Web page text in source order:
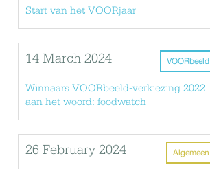
Start van het VOORjaar
VOORbeeld
14 March 2024
Winnaars VOORbeeld-verkiezing 2022
aan het woord: foodwatch
Algemeen
26 February 2024